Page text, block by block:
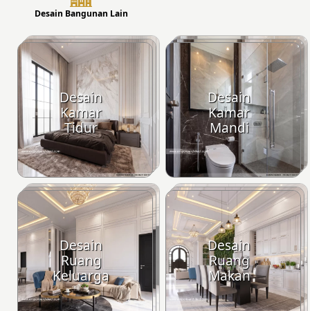
Desain Bangunan Lain
Desain
Kamar
Tidur
Desain
Kamar
Mandi
Desain
Ruang
Keluarga
Desain
Ruang
Makan